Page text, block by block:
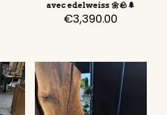
avec edelweiss 🌼🪨🌲
€3,390.00